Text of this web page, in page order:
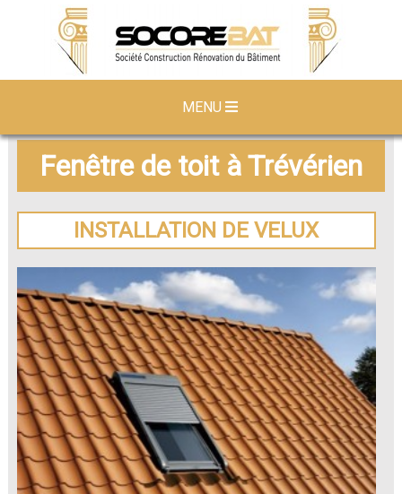
MENU
Fenêtre de toit à Trévérien
INSTALLATION DE VELUX